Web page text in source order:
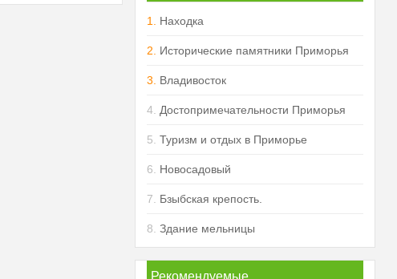
1. Находка
2. Исторические памятники Приморья
3. Владивосток
4. Достопримечательности Приморья
5. Туризм и отдых в Приморье
6. Новосадовый
7. Бзыбская крепость.
8. Здание мельницы
Рекомендуемые